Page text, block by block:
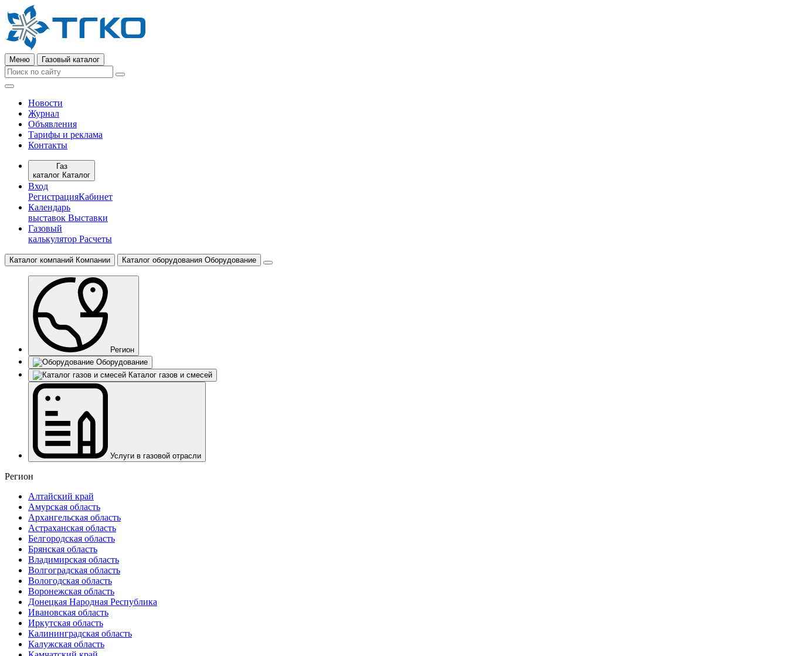
Меню Газовый каталог
Новости
Журнал
Объявления
Тарифы и реклама
Контакты
Газ
каталог Каталог
Вход
РегистрацияКабинет
Календарь
выставок Выставки
Газовый
калькулятор Расчеты
Каталог компаний Компании Каталог оборудования Оборудование
Регион
Оборудование
Каталог газов и смесей
Услуги в газовой отрасли
Регион
Алтайский край
Амурская область
Архангельская область
Астраханская область
Белгородская область
Брянская область
Владимирская область
Волгоградская область
Вологодская область
Воронежская область
Донецкая Народная Республика
Ивановская область
Иркутская область
Калининградская область
Калужская область